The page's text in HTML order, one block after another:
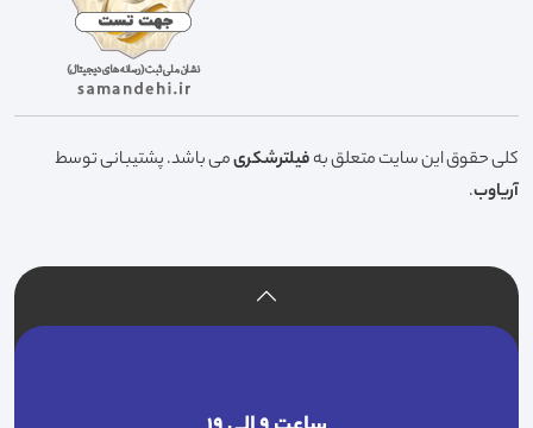
کلی حقوق این سایت متعلق بهفیلترشکریمی باشد. پشتیبانی توسط
آریاوب.